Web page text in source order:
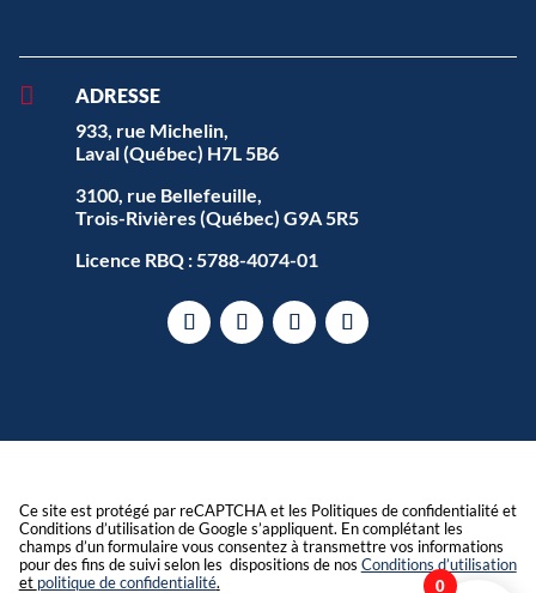

ADRESSE
933, rue Michelin,
Laval (Québec) H7L 5B6
3100, rue Bellefeuille,
Trois-Rivières (Québec) G9A 5R5
Licence RBQ : 5788-4074-01
Ce site est protégé par reCAPTCHA et les Politiques de confidentialité et
Conditions d’utilisation de Google s’appliquent. En complétant les
champs d’un formulaire vous consentez à transmettre vos informations
pour des fins de suivi selon les dispositions de nos Conditions d’utilisation
et politique de confidentialité. 0